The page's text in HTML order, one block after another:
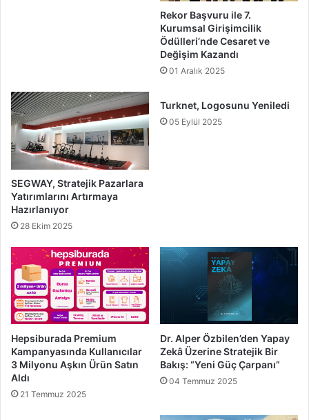
Rekor Başvuru ile 7.
Kurumsal Girişimcilik
Ödülleri’nde Cesaret ve
Değişim Kazandı
01 Aralık 2025
SEGWAY, Stratejik Pazarlara
Yatırımlarını Artırmaya
Hazırlanıyor
28 Ekim 2025
Turknet, Logosunu Yeniledi
05 Eylül 2025
Hepsiburada Premium
Kampanyasında Kullanıcılar
3 Milyonu Aşkın Ürün Satın
Aldı
21 Temmuz 2025
Dr. Alper Özbilen’den Yapay
Zekâ Üzerine Stratejik Bir
Bakış: “Yeni Güç Çarpanı”
04 Temmuz 2025